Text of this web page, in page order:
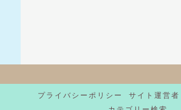
プライバシーポリシー サイト運営者